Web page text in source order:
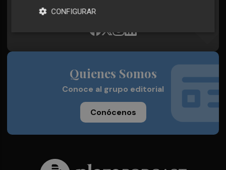
Plaza Podcast, desde cualquier medio
Quienes Somos
Conoce al grupo editorial
Conócenos
CONFIGURAR